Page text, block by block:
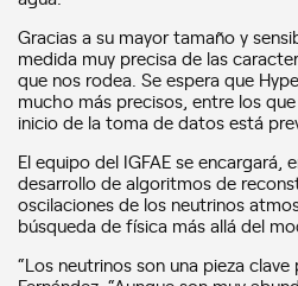
Gracias a su mayor tamaño y
medida muy precisa de las
que nos rodea. Se espera que
mucho más precisos, entre los
inicio de la toma de datos está
El equipo del IGFAE se
desarrollo de algoritmos de
oscilaciones de los neutrinos
búsqueda de física más allá del
“Los neutrinos son una pieza